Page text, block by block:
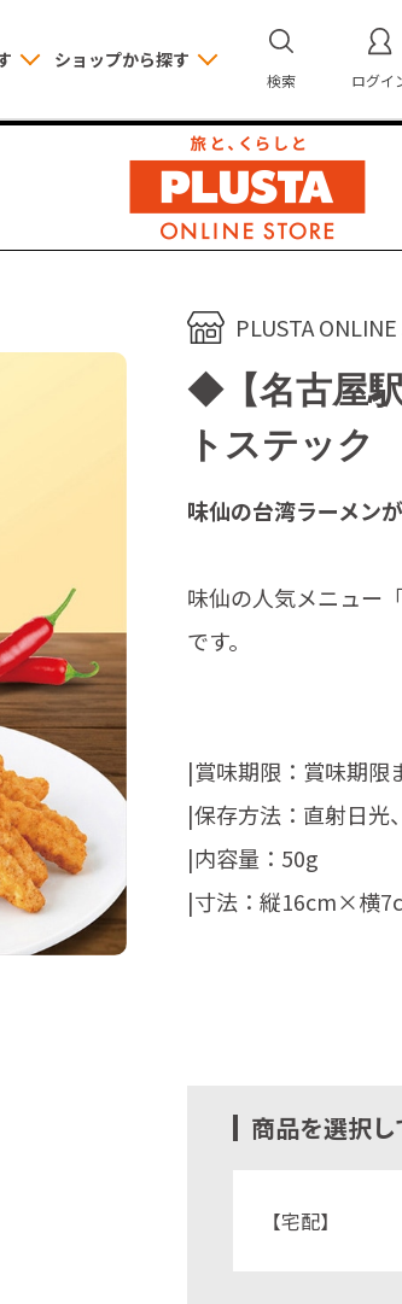
ショップから探す
検索 ログイ
PLUSTA
◆【名古屋
トステック
商品を選択
【宅配】
味仙の台湾ラーメン
味仙の人気メニュー
です。
|賞味期限：賞味期限
|保存方法：直射日光
|内容量：50g
|寸法：縦16cm×横